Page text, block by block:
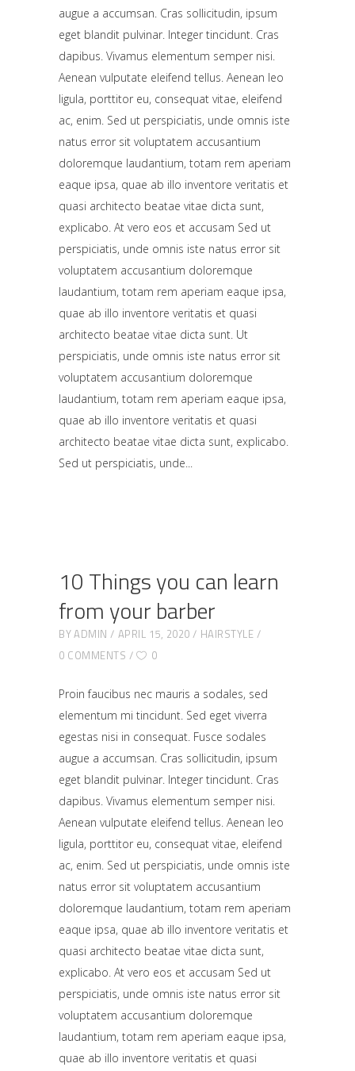
augue a accumsan. Cras sollicitudin, ipsum
eget blandit pulvinar. Integer tincidunt. Cras
dapibus. Vivamus elementum semper nisi.
Aenean vulputate eleifend tellus. Aenean leo
ligula, porttitor eu, consequat vitae, eleifend
ac, enim. Sed ut perspiciatis, unde omnis iste
natus error sit voluptatem accusantium
doloremque laudantium, totam rem aperiam
eaque ipsa, quae ab illo inventore veritatis et
quasi architecto beatae vitae dicta sunt,
explicabo. At vero eos et accusam Sed ut
perspiciatis, unde omnis iste natus error sit
voluptatem accusantium doloremque
laudantium, totam rem aperiam eaque ipsa,
quae ab illo inventore veritatis et quasi
architecto beatae vitae dicta sunt. Ut
perspiciatis, unde omnis iste natus error sit
voluptatem accusantium doloremque
laudantium, totam rem aperiam eaque ipsa,
quae ab illo inventore veritatis et quasi
architecto beatae vitae dicta sunt, explicabo.
Sed ut perspiciatis, unde
10 Things you can learn
from your barber
BYADMIN APRIL 15, 2020
HAIRSTYLE
0 COMMENTS
0
Proin faucibus nec mauris a sodales, sed
elementum mi tincidunt. Sed eget viverra
egestas nisi in consequat. Fusce sodales
augue a accumsan. Cras sollicitudin, ipsum
eget blandit pulvinar. Integer tincidunt. Cras
dapibus. Vivamus elementum semper nisi.
Aenean vulputate eleifend tellus. Aenean leo
ligula, porttitor eu, consequat vitae, eleifend
ac, enim. Sed ut perspiciatis, unde omnis iste
natus error sit voluptatem accusantium
doloremque laudantium, totam rem aperiam
eaque ipsa, quae ab illo inventore veritatis et
quasi architecto beatae vitae dicta sunt,
explicabo. At vero eos et accusam Sed ut
perspiciatis, unde omnis iste natus error sit
voluptatem accusantium doloremque
laudantium, totam rem aperiam eaque ipsa,
quae ab illo inventore veritatis et quasi